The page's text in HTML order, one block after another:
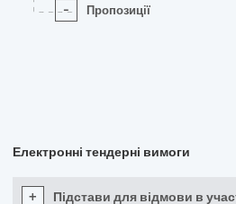
- Пропозиції
Електронні тендерні вимоги
+ Підстави для відмови в